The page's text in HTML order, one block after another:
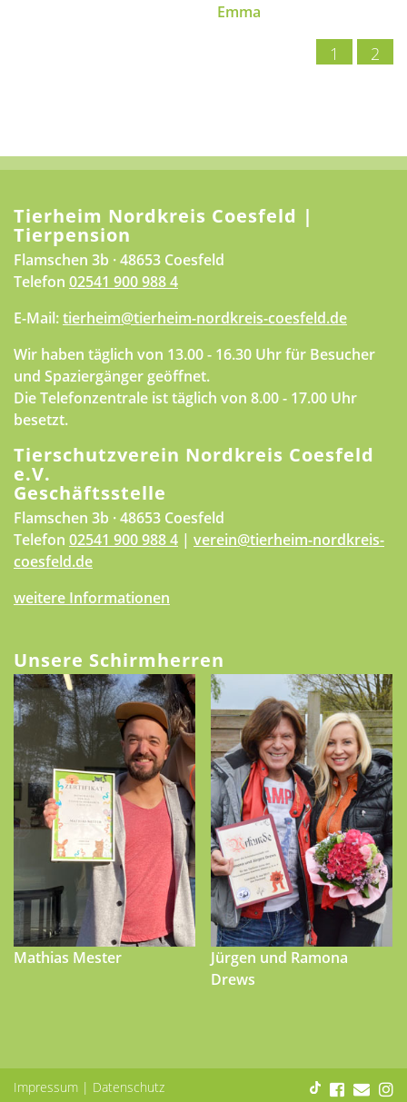
Emma
1 2
Tierheim Nordkreis Coesfeld |
Tierpension
Flamschen 3b · 48653 Coesfeld
Telefon 02541 900 988 4
E-Mail:tierheim@tierheim-nordkreis-coesfeld.de
Wir haben täglich von 13.00 - 16.30 Uhr für Besucher
und Spaziergänger geöffnet.
Die Telefonzentrale ist täglich von 8.00 - 17.00 Uhr
besetzt.
Tierschutzverein Nordkreis Coesfeld
e.V.
Geschäftsstelle
Flamschen 3b · 48653 Coesfeld
Telefon 02541 900 988 4 | verein@tierheim-nordkreis-
coesfeld.de
weitere Informationen
Unsere Schirmherren
Mathias Mester
Jürgen und Ramona
Drews
Impressum | Datenschutz